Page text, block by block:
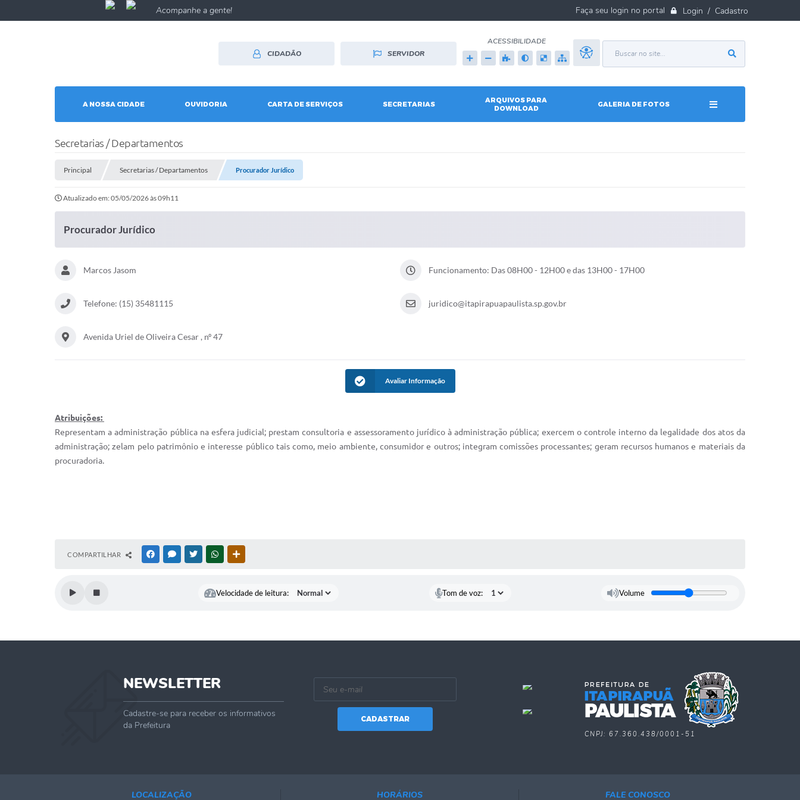
Login / Cadastro
Acompanhe a gente!
CIDADÃO SERVIDOR
ACESSIBILIDADE
A NOSSA CIDADE OUVIDORIA CARTA DE SERVIÇOS SECRETARIAS
ARQUIVOS PARA
DOWNLOAD
GALERIA DE FOTOS
Secretarias / Departamentos
Principal Secretarias / Departamentos Procurador Jurídico
Atualizado em: 05/05/2026 às 09h11
Procurador Jurídico
Marcos Jasom Funcionamento: Das 08H00 - 12H00 e das 13H00 - 17H00
Telefone: (15) 35481115 juridico@itapirapuapaulista.sp.gov.br
Avenida Uriel de Oliveira Cesar , nº 47
Avaliar Informação
Atribuições:
Representam a administração pública na esfera judicial; prestam consultoria e assessoramento jurídico à administração pública; exercem o controle interno da legalidade dos atos da
administração; zelam pelo patrimônio e interesse público tais como, meio ambiente, consumidor e outros; integram comissões processantes; geram recursos humanos e materiais da
procuradoria.
COMPARTILHAR FACEBOOKMESSENGER
TWITTERWHATSAPP
Velocidade de leitura: Tom de voz: Volume
NEWSLETTER
Cadastre-se para receber os informativos
da Prefeitura
CADASTRAR
CNPJ: 67.360.438/0001-51
LOCALIZAÇÃO HORÁRIOS FALE CONOSCO